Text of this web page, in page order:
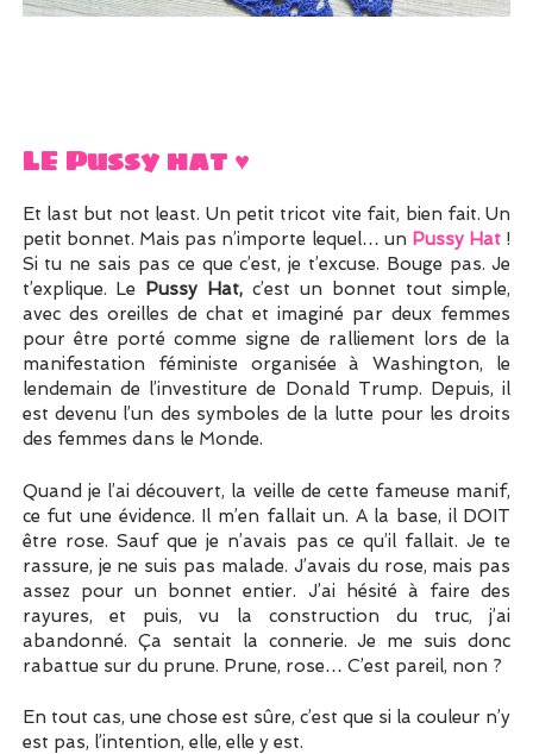
LE Pussy hat ♥
Et last but not least. Un petit tricot vite fait, bien fait. Un
petit bonnet. Mais pas n’importe lequel… un Pussy Hat !
Si tu ne sais pas ce que c’est, je t’excuse. Bouge pas. Je
t’explique. Le Pussy Hat, c’est un bonnet tout simple,
avec des oreilles de chat et imaginé par deux femmes
pour être porté comme signe de ralliement lors de la
manifestation féministe organisée à Washington, le
lendemain de l’investiture de Donald Trump. Depuis, il
est devenu l’un des symboles de la lutte pour les droits
des femmes dans le Monde.
Quand je l’ai découvert, la veille de cette fameuse manif,
ce fut une évidence. Il m’en fallait un. A la base, il DOIT
être rose. Sauf que je n’avais pas ce qu’il fallait. Je te
rassure, je ne suis pas malade. J’avais du rose, mais pas
assez pour un bonnet entier. J’ai hésité à faire des
rayures, et puis, vu la construction du truc, j’ai
abandonné. Ça sentait la connerie. Je me suis donc
rabattue sur du prune. Prune, rose… C’est pareil, non ?
En tout cas, une chose est sûre, c’est que si la couleur n’y
est pas, l’intention, elle, elle y est.